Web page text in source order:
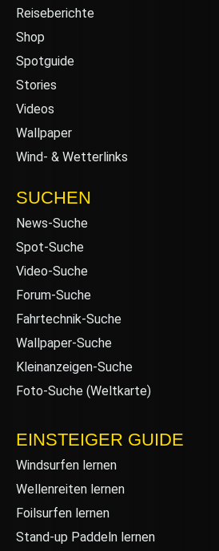
Reiseberichte
Shop
Spotguide
Stories
Videos
Wallpaper
Wind- & Wetterlinks
SUCHEN
News-Suche
Spot-Suche
Video-Suche
Forum-Suche
Fahrtechnik-Suche
Wallpaper-Suche
Kleinanzeigen-Suche
Foto-Suche (Weltkarte)
EINSTEIGER GUIDE
Windsurfen lernen
Wellenreiten lernen
Foilsurfen lernen
Stand-up Paddeln lernen